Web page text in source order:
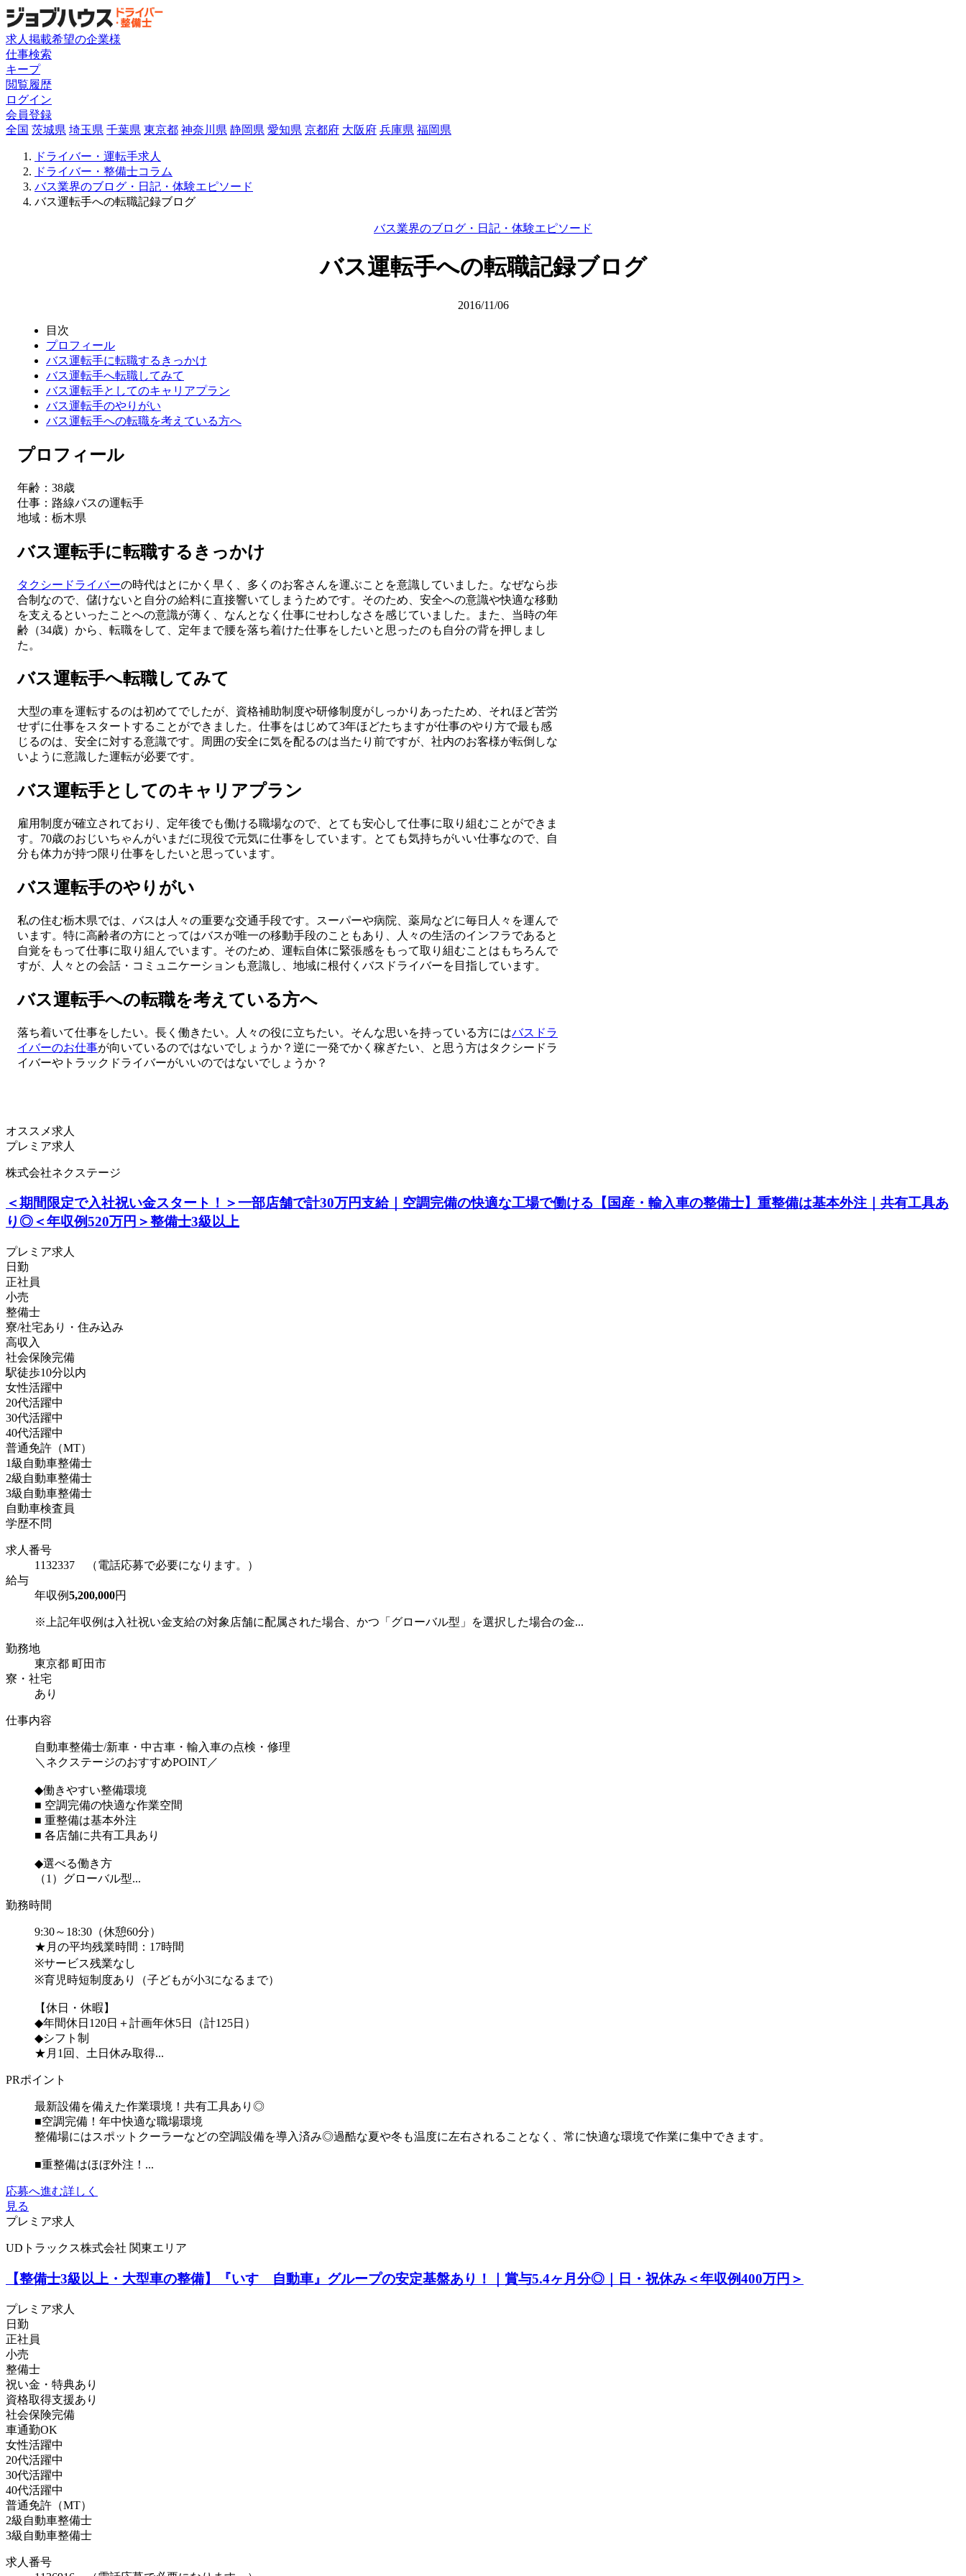
求人掲載希望の企業様
仕事検索
キープ
閲覧履歴
ログイン
会員登録
全国 茨城県 埼玉県 千葉県 東京都 神奈川県 静岡県 愛知県 京都府 大阪府 兵庫県 福岡県
ドライバー・運転手求人
ドライバー・整備士コラム
バス業界のブログ・日記・体験エピソード
バス運転手への転職記録ブログ
バス業界のブログ・日記・体験エピソード
バス運転手への転職記録ブログ
2016/11/06
目次
プロフィール
バス運転手に転職するきっかけ
バス運転手へ転職してみて
バス運転手としてのキャリアプラン
バス運転手のやりがい
バス運転手への転職を考えている方へ
プロフィール
年齢：38歳
仕事：路線バスの運転手
地域：栃木県
バス運転手に転職するきっかけ
タクシードライバーの時代はとにかく早く、多くのお客さんを運ぶことを意識していました。なぜなら歩
合制なので、儲けないと自分の給料に直接響いてしまうためです。そのため、安全への意識や快適な移動
を支えるといったことへの意識が薄く、なんとなく仕事にせわしなさを感じていました。また、当時の年
齢（34歳）から、転職をして、定年まで腰を落ち着けた仕事をしたいと思ったのも自分の背を押しまし
た。
バス運転手へ転職してみて
大型の車を運転するのは初めてでしたが、資格補助制度や研修制度がしっかりあったため、それほど苦労
せずに仕事をスタートすることができました。仕事をはじめて3年ほどたちますが仕事のやり方で最も感
じるのは、安全に対する意識です。周囲の安全に気を配るのは当たり前ですが、社内のお客様が転倒しな
いように意識した運転が必要です。
バス運転手としてのキャリアプラン
雇用制度が確立されており、定年後でも働ける職場なので、とても安心して仕事に取り組むことができま
す。70歳のおじいちゃんがいまだに現役で元気に仕事をしています。とても気持ちがいい仕事なので、自
分も体力が持つ限り仕事をしたいと思っています。
バス運転手のやりがい
私の住む栃木県では、バスは人々の重要な交通手段です。スーパーや病院、薬局などに毎日人々を運んで
います。特に高齢者の方にとってはバスが唯一の移動手段のこともあり、人々の生活のインフラであると
自覚をもって仕事に取り組んでいます。そのため、運転自体に緊張感をもって取り組むことはもちろんで
すが、人々との会話・コミュニケーションも意識し、地域に根付くバスドライバーを目指しています。
バス運転手への転職を考えている方へ
落ち着いて仕事をしたい。長く働きたい。人々の役に立ちたい。そんな思いを持っている方にはバスドラ
イバーのお仕事が向いているのではないでしょうか？逆に一発でかく稼ぎたい、と思う方はタクシードラ
イバーやトラックドライバーがいいのではないでしょうか？
オススメ求人
プレミア求人
株式会社ネクステージ
＜期間限定で入社祝い金スタート！＞一部店舗で計30万円支給｜空調完備の快適な工場で働ける【国産・輸入車の整備士】重整備は基本外注｜共有工具あ
り◎＜年収例520万円＞整備士3級以上
プレミア求人
日勤
正社員
小売
整備士
寮/社宅あり・住み込み
高収入
社会保険完備
駅徒歩10分以内
女性活躍中
20代活躍中
30代活躍中
40代活躍中
普通免許（MT）
1級自動車整備士
2級自動車整備士
3級自動車整備士
自動車検査員
学歴不問
求人番号
1132337 （電話応募で必要になります。）
給与
年収例5,200,000円
※上記年収例は入社祝い金支給の対象店舗に配属された場合、かつ「グローバル型」を選択した場合の金...
勤務地
東京都 町田市
寮・社宅
あり
仕事内容
自動車整備士/新車・中古車・輸入車の点検・修理
＼ネクステージのおすすめPOINT／
◆働きやすい整備環境
■ 空調完備の快適な作業空間
■ 重整備は基本外注
■ 各店舗に共有工具あり
◆選べる働き方
（1）グローバル型...
勤務時間
9:30～18:30（休憩60分）
★月の平均残業時間：17時間
※サービス残業なし
※育児時短制度あり（子どもが小3になるまで）
【休日・休暇】
◆年間休日120日＋計画年休5日（計125日）
◆シフト制
★月1回、土日休み取得...
PRポイント
最新設備を備えた作業環境！共有工具あり◎
■空調完備！年中快適な職場環境
整備場にはスポットクーラーなどの空調設備を導入済み◎過酷な夏や冬も温度に左右されることなく、常に快適な環境で作業に集中できます。
■重整備はほぼ外注！...
応募へ進む詳しく
見る
プレミア求人
UDトラックス株式会社 関東エリア
【整備士3級以上・大型車の整備】『いすゞ自動車』グループの安定基盤あり！｜賞与5.4ヶ月分◎｜日・祝休み＜年収例400万円＞
プレミア求人
日勤
正社員
小売
整備士
祝い金・特典あり
資格取得支援あり
社会保険完備
車通勤OK
女性活躍中
20代活躍中
30代活躍中
40代活躍中
普通免許（MT）
2級自動車整備士
3級自動車整備士
求人番号